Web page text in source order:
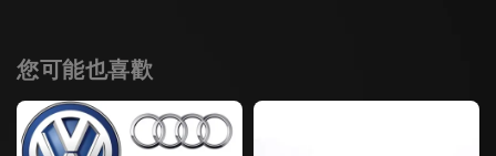
您可能也喜歡